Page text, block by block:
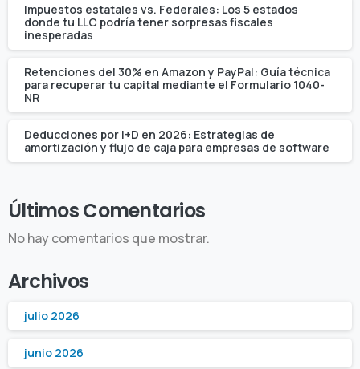
Impuestos estatales vs. Federales: Los 5 estados
donde tu LLC podría tener sorpresas fiscales
inesperadas
Retenciones del 30% en Amazon y PayPal: Guía técnica
para recuperar tu capital mediante el Formulario 1040-
NR
Deducciones por I+D en 2026: Estrategias de
amortización y flujo de caja para empresas de software
Últimos Comentarios
No hay comentarios que mostrar.
Archivos
julio 2026
junio 2026